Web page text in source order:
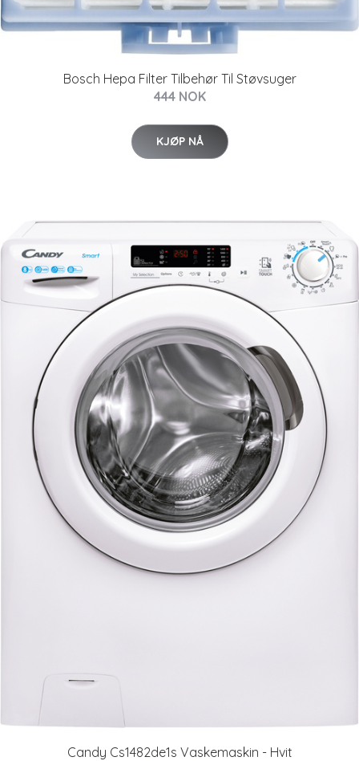
Bosch Hepa Filter Tilbehør Til Støvsuger
444 NOK
KJØP NÅ
Candy Cs1482de1s Vaskemaskin - Hvit